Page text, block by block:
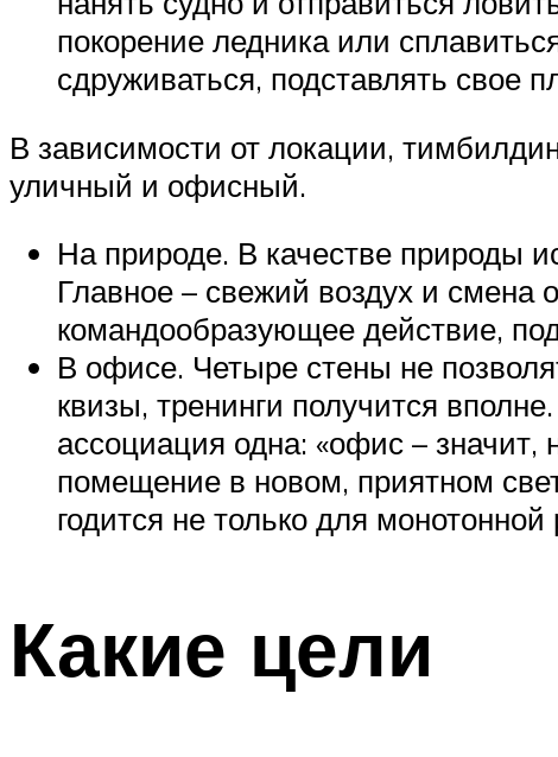
покорение ледника или
сдруживаться, подставлять свое
В зависимости от локации,
уличный и офисный.
На природе. В качестве природы
Главное – свежий воздух и смена
командообразующее действие,
В офисе. Четыре стены не
квизы, тренинги получится
ассоциация одна: «офис –
помещение в новом, приятном
годится не только для монотонной
Какие цели